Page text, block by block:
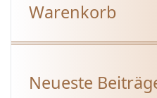
Warenkorb
Neueste